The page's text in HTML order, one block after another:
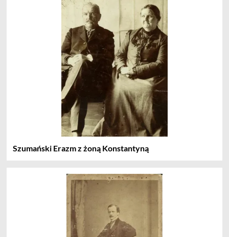
Szumański Erazm z żoną Konstantyną